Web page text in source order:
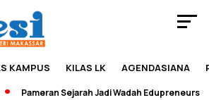
KAMPUS KILAS LK AGENDASIANA
Pameran Sejarah Jadi Wadah Edupreneurship